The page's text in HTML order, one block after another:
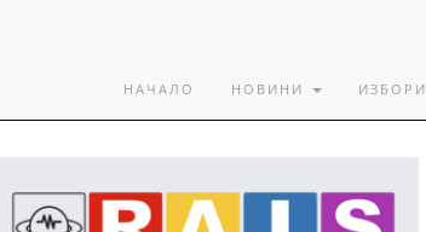
НАЧАЛО НОВИНИ ИЗБОРИ